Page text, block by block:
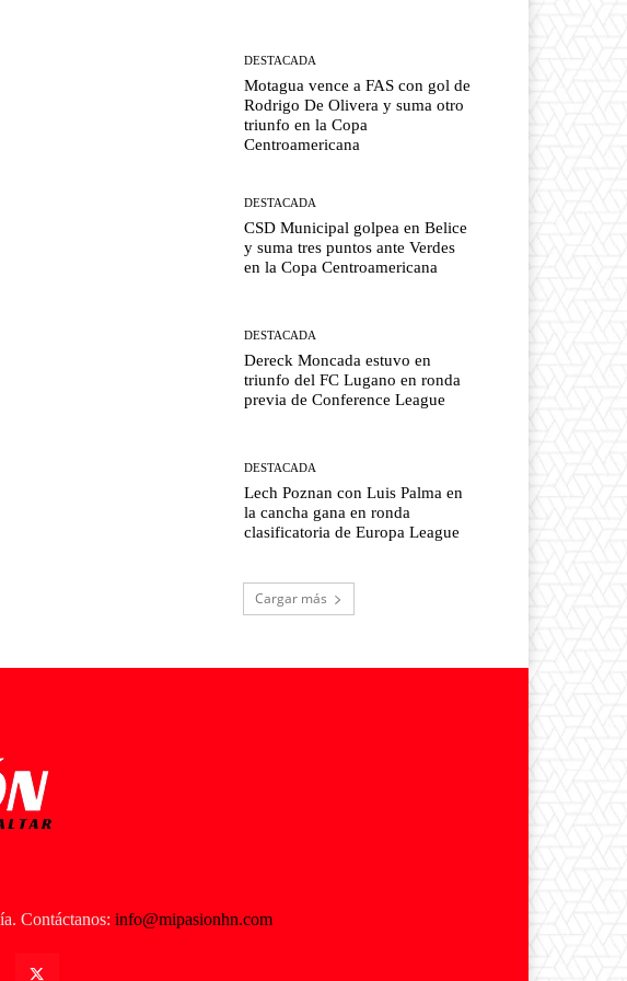
DESTACADA
Motagua vence a FAS con gol de
Rodrigo De Olivera y suma otro
triunfo en la Copa
Centroamericana
DESTACADA
CSD Municipal golpea en Belice
y suma tres puntos ante Verdes
en la Copa Centroamericana
DESTACADA
Dereck Moncada estuvo en
triunfo del FC Lugano en ronda
previa de Conference League
DESTACADA
Lech Poznan con Luis Palma en
la cancha gana en ronda
clasificatoria de Europa League
Cargar más
Contáctanos: info@mipasionhn.com